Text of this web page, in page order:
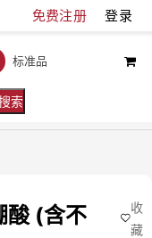
免费注册 登录
标准品
索
酸 (含不
收
藏